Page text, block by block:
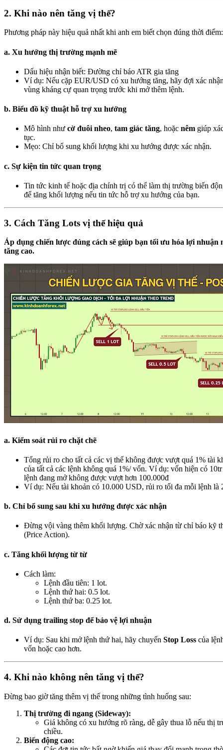
2. Khi nào nên tăng vị thế?
Phương pháp này hiệu quả nhất khi anh em biết chọn đúng thời điểm:
a. Xu hướng thị trường mạnh mẽ
Dấu hiệu nhận biết: Đường chỉ báo ATR gia tăng
Ví dụ: Nếu cặp EUR/USD có xu hướng tăng, hãy đợi xác
vùng kháng cự quan trọng trước khi mở thêm lệnh.
b. Biểu đồ kỹ thuật hỗ trợ xu hướng
Mô hình như cờ đuôi nheo, tam giác tăng, hoặc nêm giúp
tục.
Mẹo: Chỉ bổ sung khối lượng khi xu hướng được xác nhận.
c. Sự kiện tin tức quan trọng
Tin tức kinh tế hoặc địa chính trị có thể làm thị trường biến
để tăng khối lượng nếu tin tức hỗ trợ xu hướng của bạn.
3. Cách Tăng Lots vị thế hiệu quả
Áp dụng chiến lược đúng cách sẽ giúp bạn tối ưu hóa lợi nhuận
tăng cao.
a. Kiểm soát rủi ro chặt chẽ
Tổng rủi ro cho tất cả các vị thế không được vượt quá 1% tài
của tất cả các lệnh không quá 1%/ vốn. Ví dụ: vốn hiện có
lệnh đang mở không được vượt hơn 100.000đ
Ví dụ: Nếu tài khoản có 10.000 USD, rủi ro tối đa mỗi lệnh là
b. Chỉ bổ sung sau khi xu hướng được xác nhận
Đừng vội vàng thêm khối lượng. Chờ xác nhận từ chỉ báo kỹ
(Price Action).
c. Tăng khối lượng từ từ
Cách làm:
Lệnh đầu tiên: 1 lot.
Lệnh thứ hai: 0.5 lot.
Lệnh thứ ba: 0.25 lot.
d. Sử dụng trailing stop để bảo vệ lợi nhuận
Ví dụ: Sau khi mở lệnh thứ hai, hãy chuyển Stop Loss của
vốn hoặc cao hơn.
4. Khi nào không nên tăng vị thế?
Đừng bao giờ tăng thêm vị thế trong những tình huống sau:
Thị trường đi ngang (Sideway):
Giá không có xu hướng rõ ràng, dễ gây thua lỗ nếu thị
chiều.
Biến động cao: